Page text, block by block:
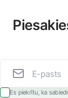
Es piekrītu, ka